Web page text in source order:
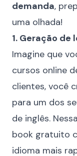
demanda,
uma olhada!
1. Geração de
Imagine que
cursos online
clientes, você
para um dos
de inglês.
book gratuito
idioma mais